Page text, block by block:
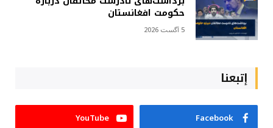
حکومت افغانستان
5 آگست 2026
إتبعنا
Facebook
YouTube